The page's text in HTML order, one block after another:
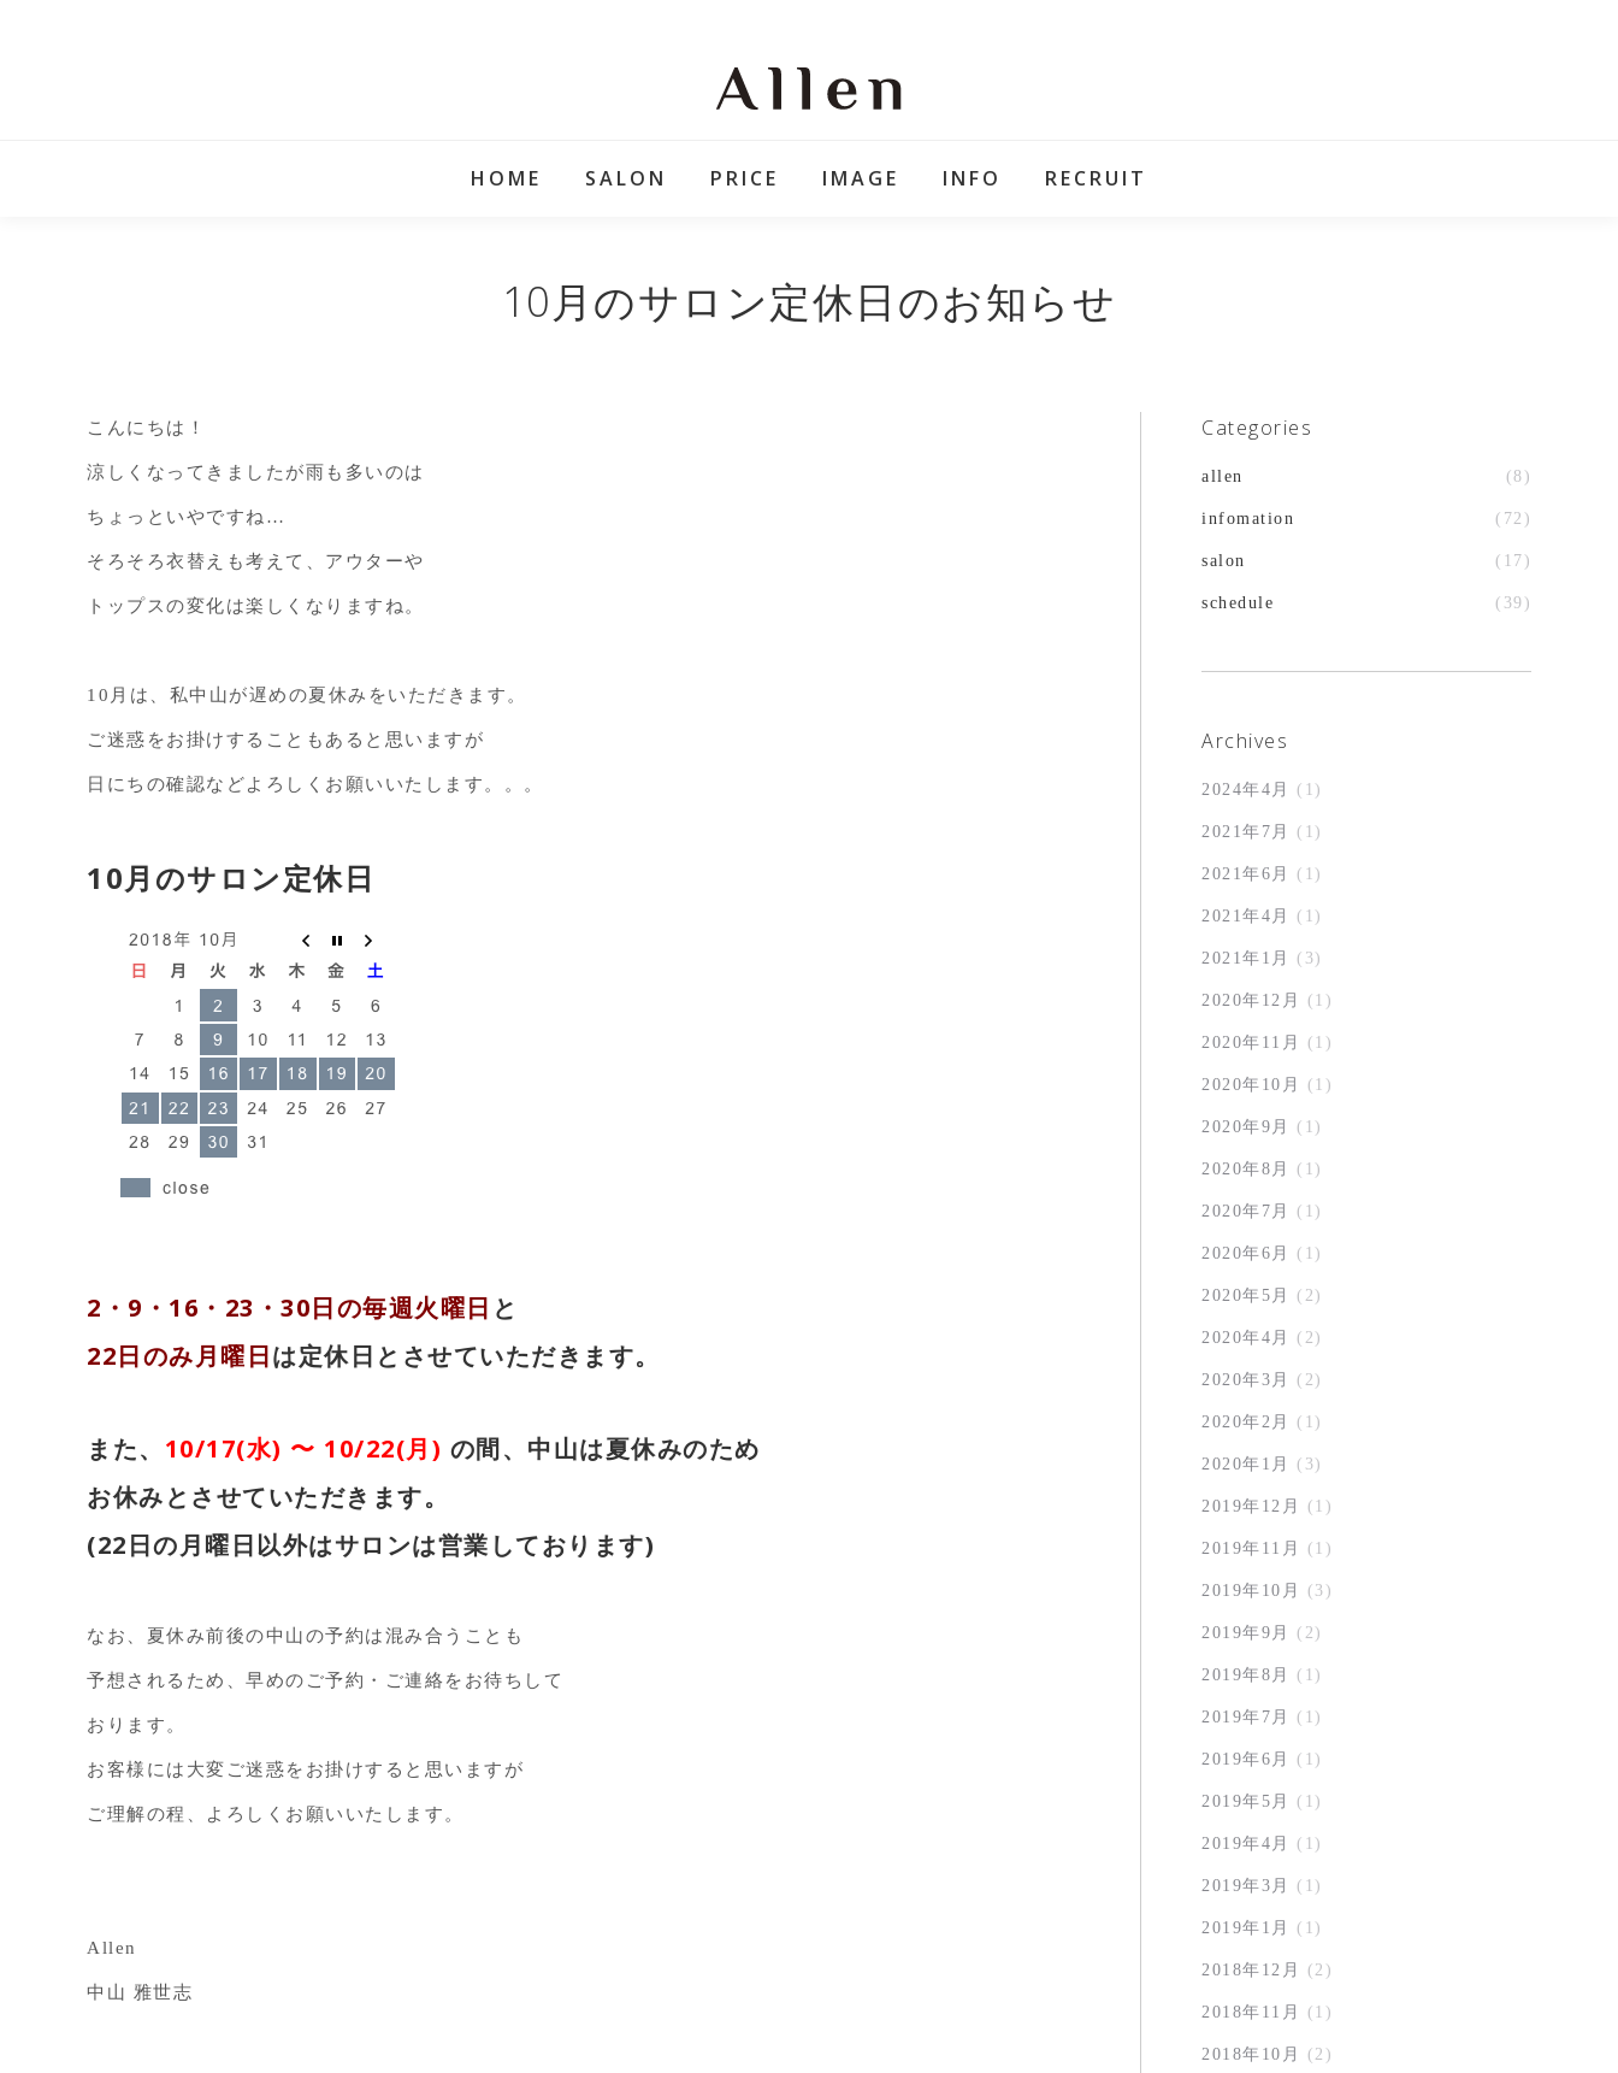
HOME SALON PRICE IMAGE INFO RECRUIT
10月のサロン定休日のお知らせ
こんにちは！
涼しくなってきましたが雨も多いのは
ちょっといやですね…
そろそろ衣替えも考えて、アウターや
トップスの変化は楽しくなりますね。
10月は、私中山が遅めの夏休みをいただきます。
ご迷惑をお掛けすることもあると思いますが
日にちの確認などよろしくお願いいたします。。。
10月のサロン定休日
2・9・16・23・30日の毎週火曜日 と
22日のみ月曜日は定休日とさせていただきます。
また、 10/17(水) 〜 10/22(月) の間、中山は夏休みのため
お休みとさせていただきます。
(22日の月曜日以外はサロンは営業しております)
なお、夏休み前後の中山の予約は混み合うことも
予想されるため、早めのご予約・ご連絡をお待ちして
おります。
お客様には大変ご迷惑をお掛けすると思いますが
ご理解の程、よろしくお願いいたします。
Allen
中山 雅世志
Categories
allen (8)
infomation (72)
salon (17)
schedule (39)
Archives
2024年4月 (1)
2021年7月 (1)
2021年6月 (1)
2021年4月 (1)
2021年1月 (3)
2020年12月 (1)
2020年11月 (1)
2020年10月 (1)
2020年9月 (1)
2020年8月 (1)
2020年7月 (1)
2020年6月 (1)
2020年5月 (2)
2020年4月 (2)
2020年3月 (2)
2020年2月 (1)
2020年1月 (3)
2019年12月 (1)
2019年11月 (1)
2019年10月 (3)
2019年9月 (2)
2019年8月 (1)
2019年7月 (1)
2019年6月 (1)
2019年5月 (1)
2019年4月 (1)
2019年3月 (1)
2019年1月 (1)
2018年12月 (2)
2018年11月 (1)
2018年10月 (2)